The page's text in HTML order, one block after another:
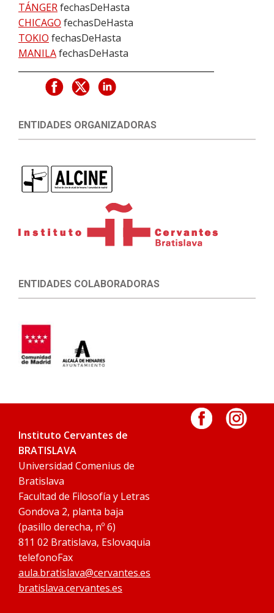
TÁNGERfechasDeHasta
CHICAGO fechasDeHasta
TOKIO fechasDeHasta
MANILAfechasDeHasta
ENTIDADES ORGANIZADORAS
ENTIDADES COLABORADORAS
Instituto Cervantes de
BRATISLAVA
Universidad Comenius de
Bratislava
Facultad de Filosofía y Letras
Gondova 2, planta baja
(pasillo derecha, nº 6)
811 02 Bratislava, Eslovaquia
telefonoFax
aula.bratislava@cervantes.es
bratislava.cervantes.es